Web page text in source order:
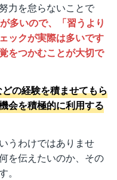
力を怠らないことで
多いので、「習うより
ックが実際は多いです
をつかむことが大切で
の経験を積ませてもら
会を積極的に利用する
うわけではありませ
を伝えたいのか、その